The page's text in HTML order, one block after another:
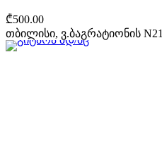
₾500.00
თბილისი, ვ.ბაგრატიონის N21